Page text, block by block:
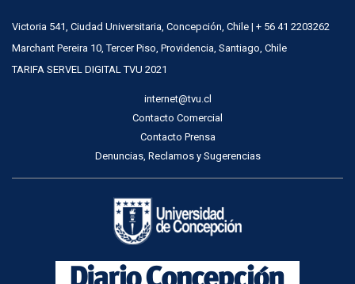
Victoria 541, Ciudad Universitaria, Concepción, Chile | + 56 41 2203262
Marchant Pereira 10, Tercer Piso, Providencia, Santiago, Chile
TARIFA SERVEL DIGITAL TVU 2021
internet@tvu.cl
Contacto Comercial
Contacto Prensa
Denuncias, Reclamos y Sugerencias